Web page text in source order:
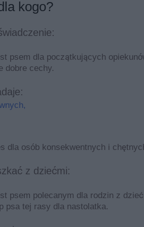
Zaniedbanie w tym zakresie
sprawia, że pies ten może
szczególnie w wieku
dlatego też opiekun powinien
inu bardzo ważna jest zabawa
wobec ludzi. Jednak
stada. Mimo najlepszego
psa
inu to pies, którego nie imają się
jeśli szczeniak pochodzi z
kogo?
psem dla początkujących
dobre cechy.
dla osób konsekwentnych i
z dziećmi:
psem polecanym dla rodzin z
psa tej rasy dla nastolatka.